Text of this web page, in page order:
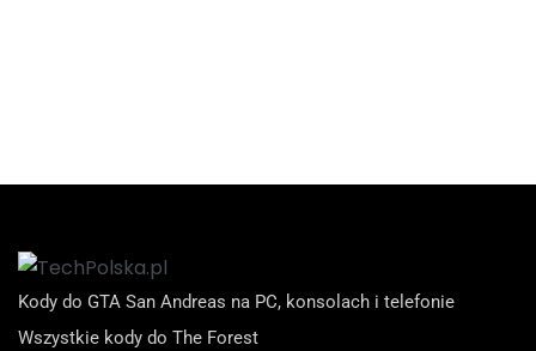
Kody do GTA San Andreas na PC, konsolach i telefonie
Wszystkie kody do The Forest